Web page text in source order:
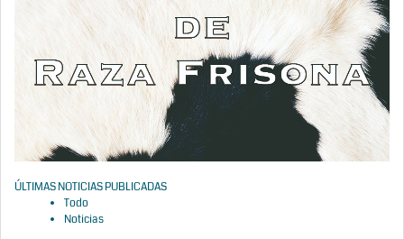
ÚLTIMAS NOTICIAS PUBLICADAS
Todo
Noticias